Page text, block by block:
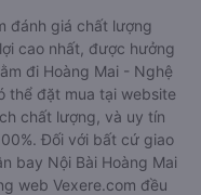
đánh giá chất lượng
cao nhất, được hưởng
đi Hoàng Mai - Nghệ
thể đặt mua tại website
chất lượng, và uy tín
Đối với bất cứ giao
bay Nội Bài Hoàng Mai
web Vexere.com đều